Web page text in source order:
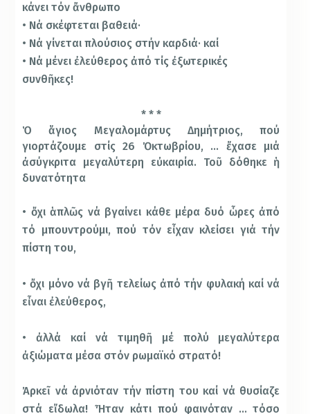
κάνει τόν ἄνθρωπο
• Νά σκέφτεται βαθειά·
• Νά γίνεται πλούσιος στήν καρδιά· καί
• Νά μένει ἐλεύθερος ἀπό τίς ἐξωτερικές
συνθῆκες!
* * *
Ὁ ἅγιος Μεγαλομάρτυς Δημήτριος, πού
γιορτάζουμε στίς 26 Ὀκτωβρίου, … ἔχασε μιά
ἀσύγκριτα μεγαλύτερη εὐκαιρία. Τοῦ δόθηκε ἡ
δυνατότητα
• ὄχι ἁπλῶς νά βγαίνει κάθε μέρα δυό ὧρες ἀπό
τό μπουντρούμι, πού τόν εἶχαν κλείσει γιά τήν
πίστη του,
• ὄχι μόνο νά βγῆ τελείως ἀπό τήν φυλακή καί νά
εἶναι ἐλεύθερος,
• ἀλλά καί νά τιμηθῆ μέ πολύ μεγαλύτερα
ἀξιώματα μέσα στόν ρωμαϊκό στρατό!
Ἀρκεῖ νά ἀρνιόταν τήν πίστη του καί νά θυσίαζε
στά εἴδωλα! Ἦταν κάτι πού φαινόταν … τόσο